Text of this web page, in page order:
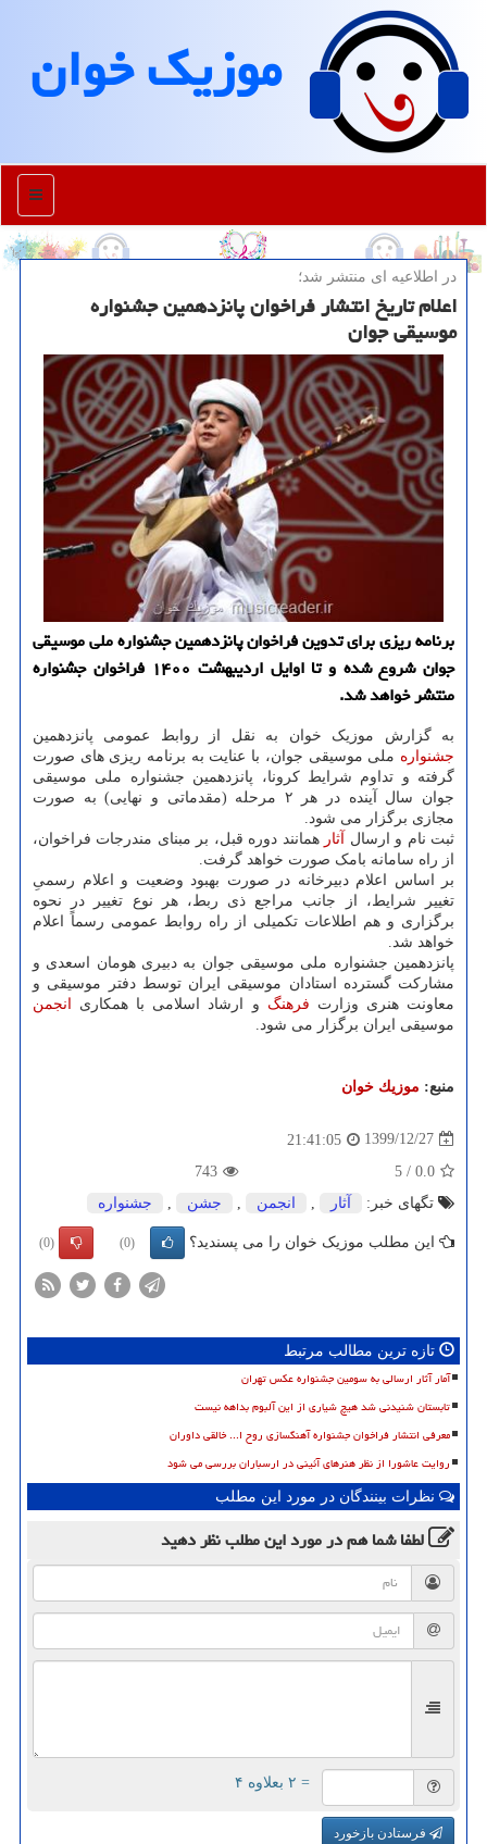
موزیك خوان
منو
در اطلاعیه ای منتشر شد؛
اعلام تاریخ انتشار فراخوان پانزدهمین جشنواره
موسیقی جوان
برنامه ریزی برای تدوین فراخوان پانزدهمین جشنواره ملی موسیقی
جوان شروع شده و تا اوایل اردیبهشت ۱۴۰۰ فراخوان جشنواره
منتشر خواهد شد.
به گزارش موزیک خوان به نقل از روابط عمومی پانزدهمین
جشنواره ملی موسیقی جوان، با عنایت به برنامه ریزی های صورت
گرفته و تداوم شرایط کرونا، پانزدهمین جشنواره ملی موسیقی
جوان سال آینده در هر ۲ مرحله (مقدماتی و نهایی) به صورت
مجازی برگزار می شود.
ثبت نام و ارسال آثار همانند دوره قبل، بر مبنای مندرجات فراخوان،
از راه سامانه بامک صورت خواهد گرفت.
بر اساس اعلام دبیرخانه در صورت بهبود وضعیت و اعلام رسمیِ
تغییر شرایط، از جانب مراجع ذی ربط، هر نوع تغییر در نحوه
برگزاری و هم اطلاعات تکمیلی از راه روابط عمومی رسماً اعلام
خواهد شد.
پانزدهمین جشنواره ملی موسیقی جوان به دبیری هومان اسعدی و
مشارکت گسترده استادان موسیقی ایران توسط دفتر موسیقی و
معاونت هنری وزارت فرهنگ و ارشاد اسلامی با همکاری انجمن
موسیقی ایران برگزار می شود.
منبع: موزیك خوان
1399/12/27
21:41:05
0.0
/
5
743
تگهای خبر:
آثار انجمن جشن جشنواره
این مطلب موزیک خوان را می پسندید؟ (0)
(0)
تازه ترین مطالب مرتبط
آمار آثار ارسالی به سومین جشنواره عکس تهران
تابستان شنیدنی شد هیچ شیاری از این آلبوم بداهه نیست
معرفی انتشار فراخوان جشنواره آهنگسازی روح ا... خالقی داوران
روایت عاشورا از نظر هنرهای آئینی در ارسباران بررسی می شود
نظرات بینندگان در مورد این مطلب
لطفا شما همدر مورد این مطلبنظر دهید
= ۲ بعلاوه ۴
فرستادن بازخورد